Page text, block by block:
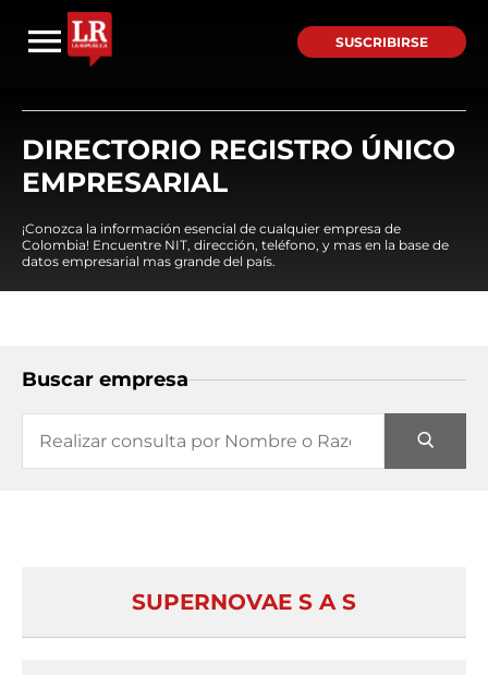
SUSCRIBIRSE
DIRECTORIO REGISTRO ÚNICO
EMPRESARIAL
¡Conozca la información esencial de cualquier empresa de
Colombia! Encuentre NIT, dirección, teléfono, y mas en la base de
datos empresarial mas grande del país.
Buscar empresa
SUPERNOVAE S A S